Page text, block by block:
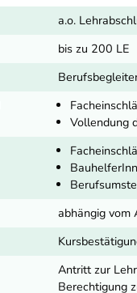
a.o.
bis zu 200 LE
Vollendung
abhängig vom
Antritt zur
Berechtigung